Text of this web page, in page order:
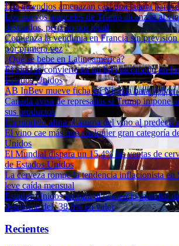
Los incendios amenazan casi una cuarta parte
Los nuevos aranceles de Trump alcanzan al
destilados, pero no por igual
Comienza la vendimia en Francia sin
por primera vez
¿Qué se bebe en Latinoamérica?
El vino se convierte en un lujo incómodo en
Estados Unidos
AB InBev mueve ficha en Nigeria para volver
Canadá avisa de represalias si Trump impone
sus productos
Un modelo afina el aroma del vino al predecir
El vino cae más que cualquier gran categoría
Unidos
El Mundial dispara un 15,4% las ventas de
de Estados Unidos
La cerveza rompe la tendencia inflacionista en
leve caída mensual
Estados Unidos arrastra al comercio mundial
desplome del -38,8% en valor
Recientes